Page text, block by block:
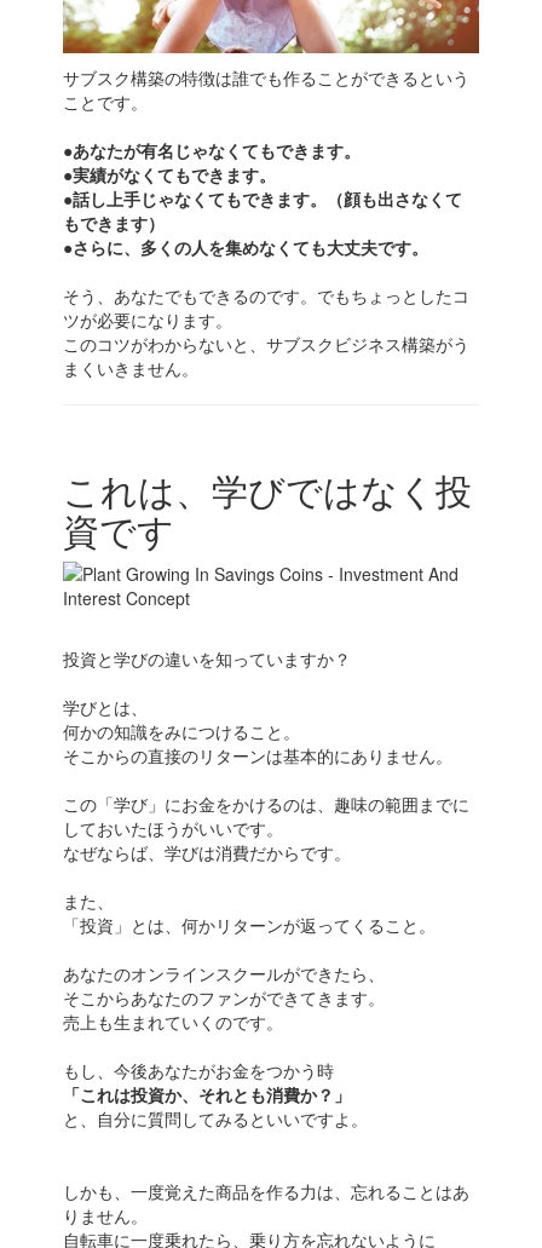
サブスク構築の特徴は誰でも作ることができるという
ことです。
●あなたが有名じゃなくてもできます。
●実績がなくてもできます。
●話し上手じゃなくてもできます。（顔も出さなくて
もできます）
●さらに、多くの人を集めなくても大丈夫です。
そう、あなたでもできるのです。でもちょっとしたコ
ツが必要になります。
このコツがわからないと、サブスクビジネス構築がう
まくいきません。
これは、学びではなく投
資です
投資と学びの違いを知っていますか？
学びとは、
何かの知識をみにつけること。
そこからの直接のリターンは基本的にありません。
この「学び」にお金をかけるのは、趣味の範囲までに
しておいたほうがいいです。
なぜならば、学びは消費だからです。
また、
「投資」とは、何かリターンが返ってくること。
あなたのオンラインスクールができたら、
そこからあなたのファンができてきます。
売上も生まれていくのです。
もし、今後あなたがお金をつかう時
「これは投資か、それとも消費か？」
と、自分に質問してみるといいですよ。
しかも、一度覚えた商品を作る力は、忘れることはあ
りません。
自転車に一度乗れたら、乗り方を忘れないように